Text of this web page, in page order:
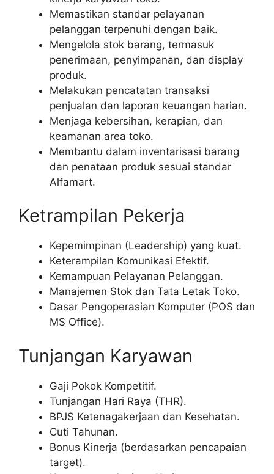
Memastikan standar pelayanan
pelanggan terpenuhi dengan baik.
Mengelola stok barang, termasuk
penerimaan, penyimpanan, dan display
produk.
Melakukan pencatatan transaksi
penjualan dan laporan keuangan harian.
Menjaga kebersihan, kerapian, dan
keamanan area toko.
Membantu dalam inventarisasi barang
dan penataan produk sesuai standar
Alfamart.
Ketrampilan Pekerja
Kepemimpinan (Leadership) yang kuat.
Keterampilan Komunikasi Efektif.
Kemampuan Pelayanan Pelanggan.
Manajemen Stok dan Tata Letak Toko.
Dasar Pengoperasian Komputer (POS dan
MS Office).
Tunjangan Karyawan
Gaji Pokok Kompetitif.
Tunjangan Hari Raya (THR).
BPJS Ketenagakerjaan dan Kesehatan.
Cuti Tahunan.
Bonus Kinerja (berdasarkan pencapaian
target).